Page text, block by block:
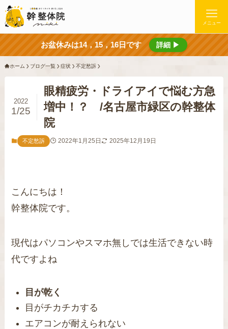
メニュー
お盆休みは14，15，16日です 詳細 ▶
ホーム ブログ一覧 症状 不定愁訴
眼精疲労・ドライアイで悩む方急
増中！？ /名古屋市緑区の幹整体
院
2022
1/25
不定愁訴 2022年1月25日 2025年12月19日
こんにちは！
幹整体院です。
現代はパソコンやスマホ無しでは生活できない時
代ですよね
目が乾く
目がチカチカする
エアコンが耐えられない